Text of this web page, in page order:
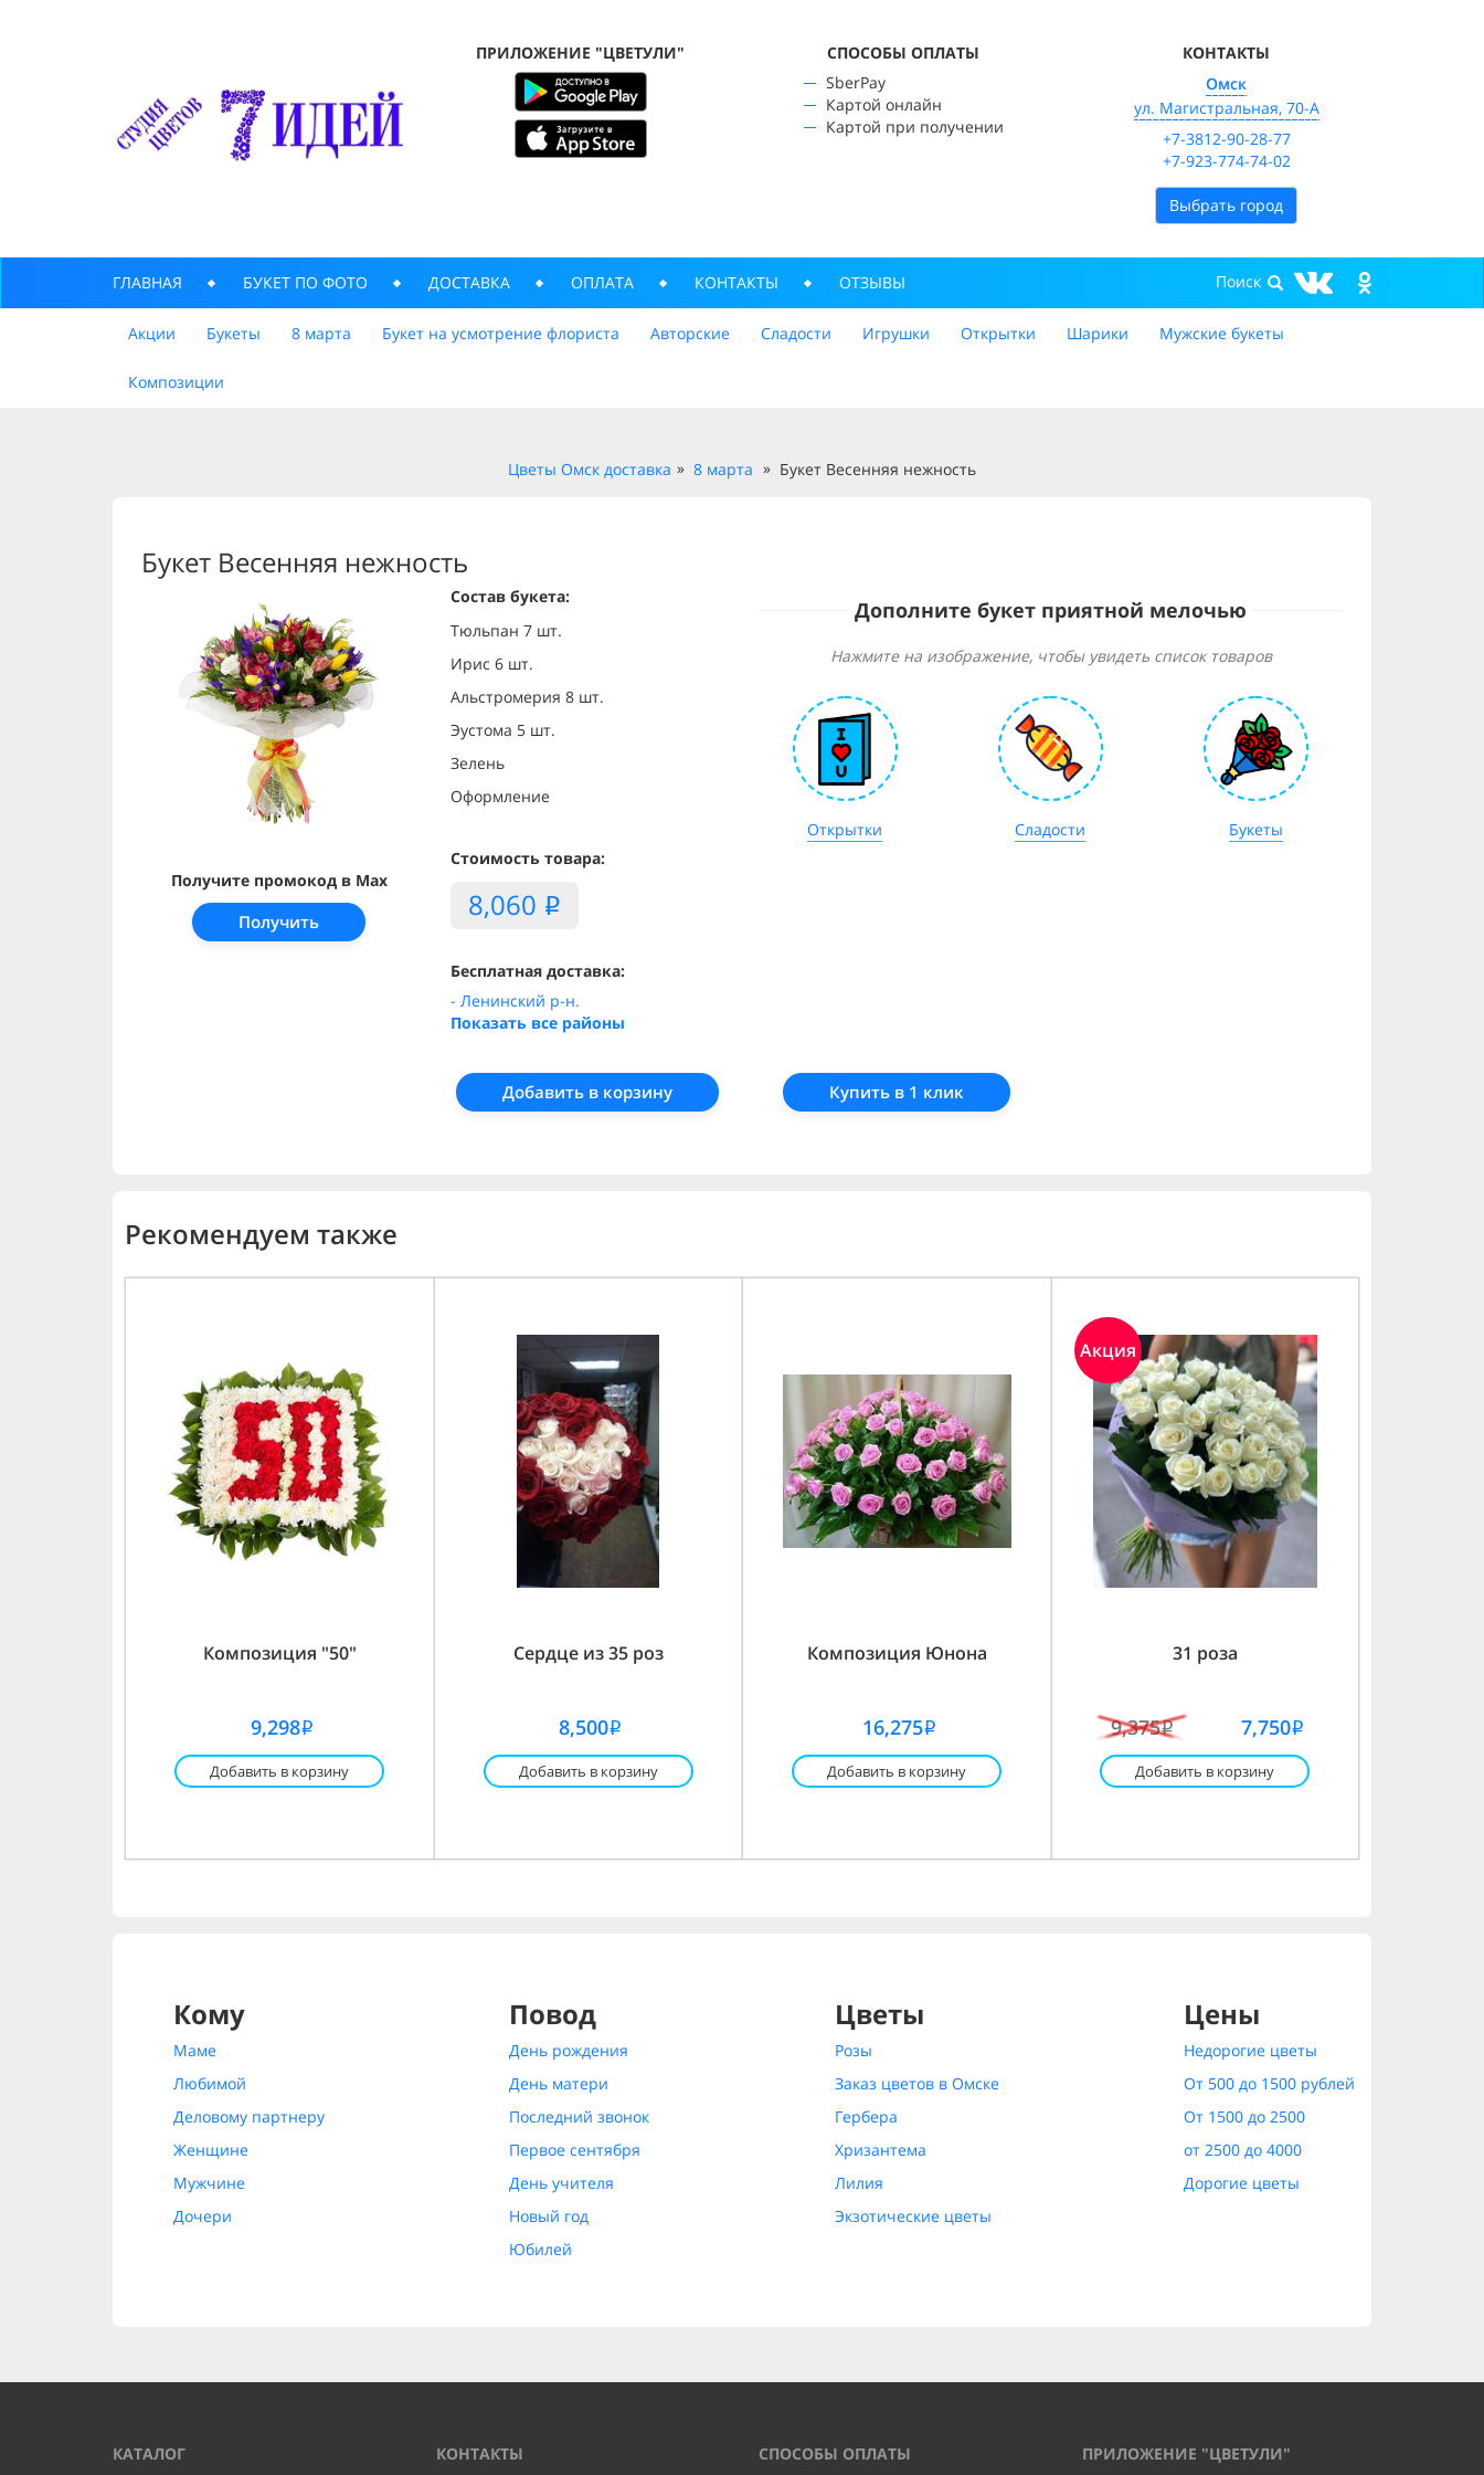
ПРИЛОЖЕНИЕ "ЦВЕТУЛИ"
CПОСОБЫ ОПЛАТЫ
SberPay
Картой онлайн
Картой при получении
КОНТАКТЫ
Омск
ул. Магистральная, 70-А
+7-3812-90-28-77
+7-923-774-74-02
Выбрать город
ГЛАВНАЯ БУКЕТ ПО ФОТО ДОСТАВКА ОПЛАТА КОНТАКТЫ ОТЗЫВЫ
Акции Букеты 8 марта Букет на усмотрение флориста Авторские Сладости Игрушки Открытки Шарики Мужские букеты
Композиции
Цветы Омск доставка 8 марта Букет Весенняя нежность
Букет Весенняя нежность
Получите промокод в Max
Получить
Состав букета:
Тюльпан 7 шт.
Ирис 6 шт.
Альстромерия 8 шт.
Эустома 5 шт.
Зелень
Оформление
Стоимость товара:
8,060 i
Бесплатная доставка:
- Ленинский р-н.
Показать все районы
Дополните букет приятной мелочью
Нажмите на изображение, чтобы увидеть список товаров
Открытки Сладости Букеты
Добавить в корзину Купить в 1 клик
Рекомендуем также
Композиция "50"
9,298i
Добавить в корзину
Сердце из 35 роз
8,500i
Добавить в корзину
Композиция Юнона
16,275i
Добавить в корзину
Акция
31 роза
9,375i 7,750i
Добавить в корзину
Кому
Маме
Любимой
Деловому партнеру
Женщине
Мужчине
Дочери
Повод
День рождения
День матери
Последний звонок
Первое сентября
День учителя
Новый год
Юбилей
Цветы
Розы
Заказ цветов в Омске
Гербера
Хризантема
Лилия
Экзотические цветы
Цены
Недорогие цветы
От 500 до 1500 рублей
От 1500 до 2500
от 2500 до 4000
Дорогие цветы
КАТАЛОГ КОНТАКТЫ CПОСОБЫ ОПЛАТЫ ПРИЛОЖЕНИЕ "ЦВЕТУЛИ"